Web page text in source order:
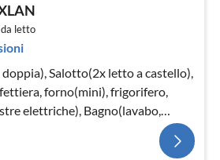
letto
Salotto(2x letto a castello),
forno(mini), frigorifero,
elettriche), Bagno(lavabo,